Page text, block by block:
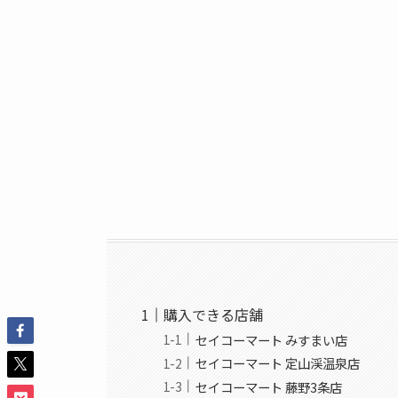
購入できる店舗
セイコーマート みすまい店
セイコーマート 定山渓温泉店
セイコーマート 藤野3条店